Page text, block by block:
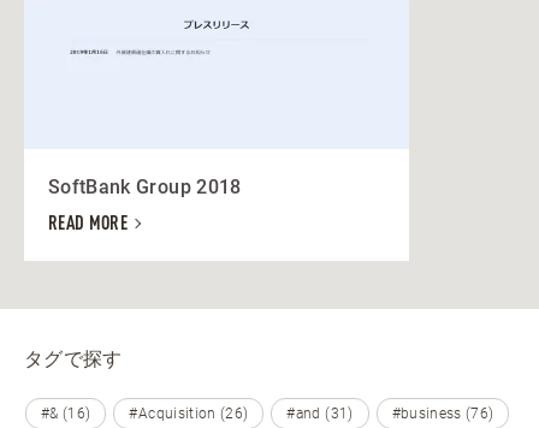
SoftBank Group 2018
READ MORE
タグで探す
#& (16) #Acquisition (26) #and (31) #business (76)